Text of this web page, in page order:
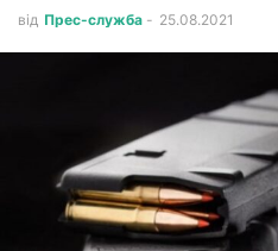
від Прес-служба - 25.08.2021